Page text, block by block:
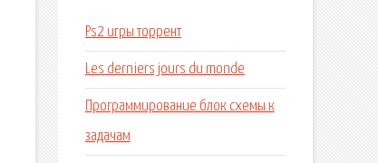
Ps2 игры торрент
Les derniers jours du monde
Программирование блок схемы к
задачам